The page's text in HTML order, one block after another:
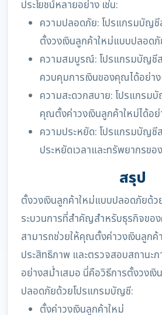
ประโยชน์หลายอย่าง เช่น:
ความปลอดภัย: โปรแกรมบัญ
ตั้งวงเงินลูกค้าใหม่แบบปลอด
ความสมบูรณ์: โปรแกรมบัญชี
ควบคุมการเงินของคุณได้อย่า
ความสะดวกสบาย: โปรแกรม
คุณตั้งค่าวงเงินลูกค้าใหม่ได้อ
ความประหยัด: โปรแกรมบัญชี
ประหยัดเวลาและทรัพยากรข
สรุป
ตั้งวงเงินลูกค้าใหม่แบบปลอดภัยด้
ระบวนการที่สำคัญสำหรับธุรกิจข
สามารถช่วยให้คุณตั้งค่าวงเงินลูกค้
ประสิทธิภาพ และตรวจสอบสถานะก
อย่างสม่ำเสมอ นี่คือวิธีการตั้งวงเ
ปลอดภัยด้วยโปรแกรมบัญชี:
ตั้งค่าวงเงินลูกค้าใหม่